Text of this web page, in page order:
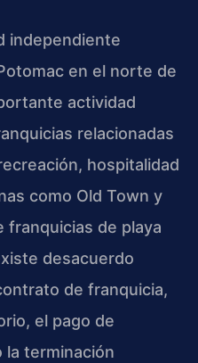
independiente
en el norte de
actividad
relacionadas
hospitalidad
como Old Town y
franquicias de playa
desacuerdo
de franquicia,
el pago de
la terminación